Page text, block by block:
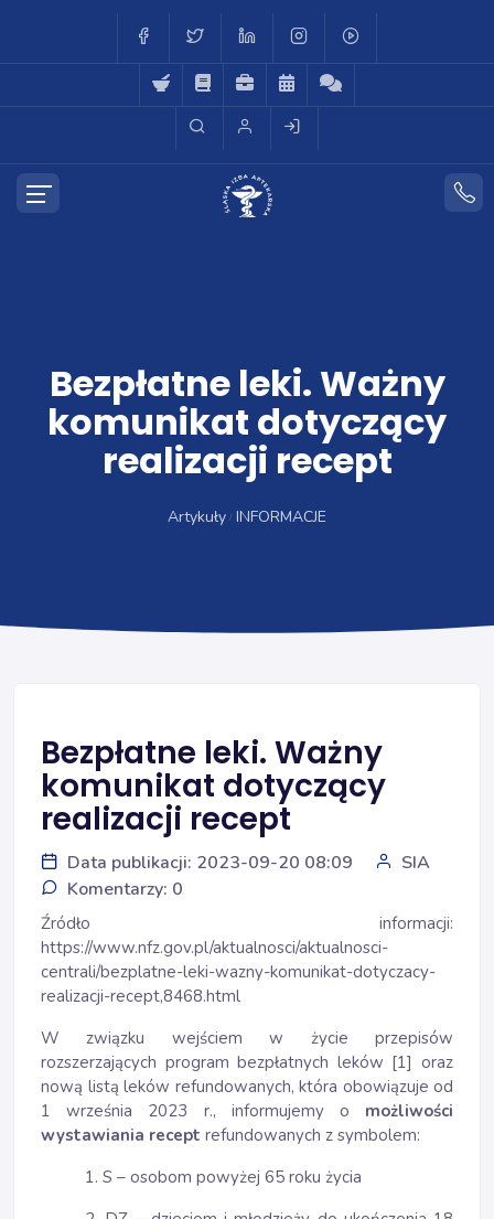
Bezpłatne leki. Ważny
komunikat dotyczący
realizacji recept
Artykuły INFORMACJE
Bezpłatne leki. Ważny
komunikat dotyczący
realizacji recept
Data publikacji: 2023-09-20 08:09
SIA
Komentarzy: 0
Źródło informacji:
https://www.nfz.gov.pl/aktualnosci/aktualnosci-
centrali/bezplatne-leki-wazny-komunikat-dotyczacy-
realizacji-recept,8468.html
W związku wejściem w życie przepisów
rozszerzających program bezpłatnych leków [1] oraz
nową listą leków refundowanych, która obowiązuje od
1 września 2023 r., informujemy o możliwości
wystawiania recept refundowanych z symbolem:
1. S – osobom powyżej 65 roku życia